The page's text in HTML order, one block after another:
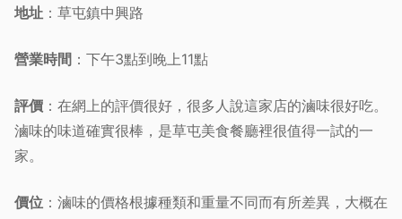
地址 ：草屯鎮中興路
營業時間 ：下午3點到晚上11點
評價 ：在網上的評價很好，很多人說這家店的滷味很好吃。
滷味的味道確實很棒，是草屯美食餐廳裡很值得一試的一
家。
價位 ：滷味的價格根據種類和重量不同而有所差異，大概在